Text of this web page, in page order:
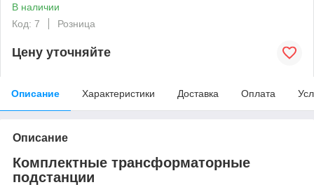
В наличии
Код: 7
Розница
Цену уточняйте
Описание Характеристики Доставка Оплата
Описание
Комплектные трансформаторные
подстанции